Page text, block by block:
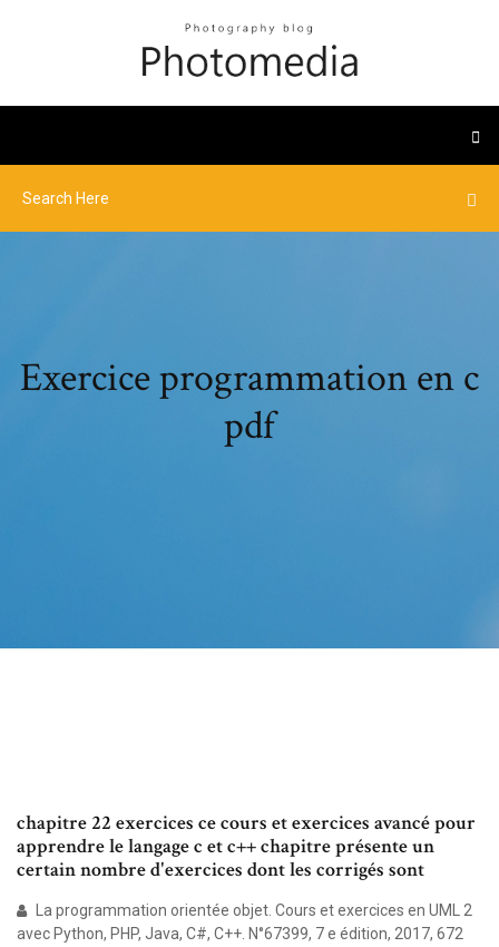
Exercice programmation en c
pdf
chapitre 22 exercices ce cours et exercices avancé pour
apprendre le langage c et c++ chapitre présente un
certain nombre d'exercices dont les corrigés sont
La programmation orientée objet. Cours et exercices en UML 2
avec Python, PHP, Java, C#, C++. N°67399, 7 e édition, 2017, 672